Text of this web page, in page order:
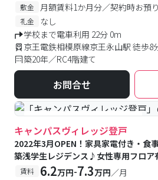
敷金 月額賃料1か月分／契約時お預り
礼金
なし
学校まで電車利用 22分 0m
京王電鉄相模原線京王永山駅 徒歩8
築20年／RC4階建て
お問合せ
#食事付き #女性専用フロアあり
キャンパスヴィレッジ登戸
2022年3月OPEN！家具家電付き・食
築浅学生レジデンス♪女性専用フロア
賃料 6.2万円-7.3万円／月